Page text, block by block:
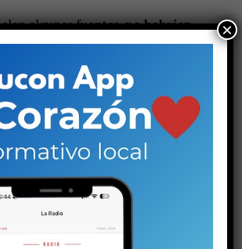
algunas fuentes,no habrían
de intervención de otras
ejercido algún tipo de violencia;
cobrar fuerza la posibilidad de una
el ministerio de Salud, van
muertos por virus Sincicial.
camas críticas pediátricas está al
el 90% en el país).
×